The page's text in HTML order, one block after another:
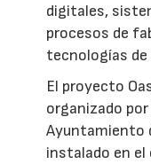
digitales,
procesos de
tecnologías de
El proyecto
organizado
Ayuntamiento
instalado en el